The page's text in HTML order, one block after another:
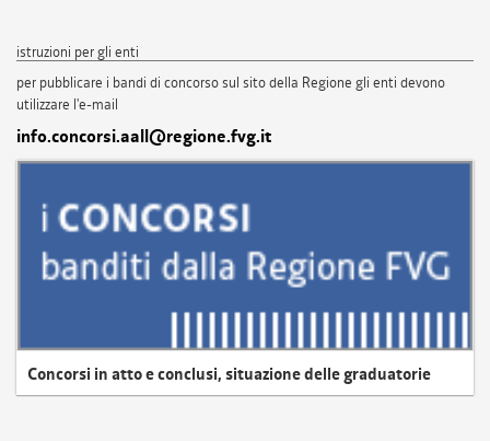
istruzioni per gli enti
per pubblicare i bandi di concorso sul sito della Regione gli enti devono
utilizzare l'e-mail
info.concorsi.aall@regione.fvg.it
Concorsi in atto e conclusi, situazione delle graduatorie